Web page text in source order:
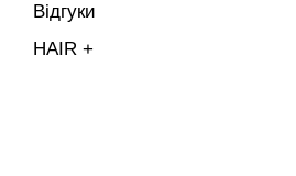
Відгуки
HAIR +